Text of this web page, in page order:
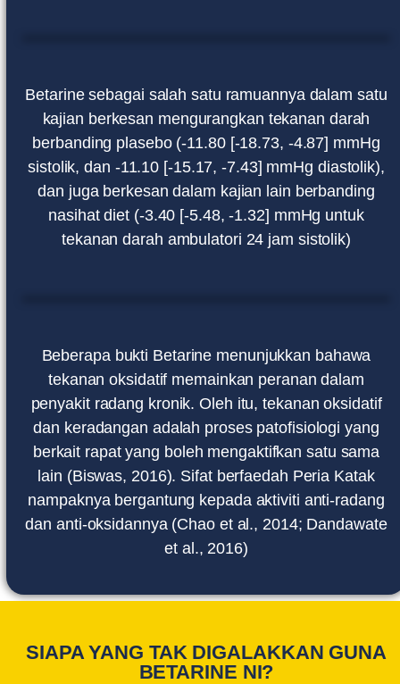
Betarine sebagai salah satu ramuannya dalam satu
kajian berkesan mengurangkan tekanan darah
berbanding plasebo (-11.80 [-18.73, -4.87] mmHg
sistolik, dan -11.10 [-15.17, -7.43] mmHg diastolik),
dan juga berkesan dalam kajian lain berbanding
nasihat diet (-3.40 [-5.48, -1.32] mmHg untuk
tekanan darah ambulatori 24 jam sistolik)
Beberapa bukti Betarine menunjukkan bahawa
tekanan oksidatif memainkan peranan dalam
penyakit radang kronik. Oleh itu, tekanan oksidatif
dan keradangan adalah proses patofisiologi yang
berkait rapat yang boleh mengaktifkan satu sama
lain (Biswas, 2016). Sifat berfaedah Peria Katak
nampaknya bergantung kepada aktiviti anti-radang
dan anti-oksidannya (Chao et al., 2014; Dandawate
et al., 2016)
SIAPA YANG TAK DIGALAKKAN GUNA
BETARINE NI?